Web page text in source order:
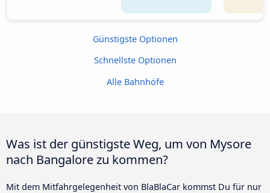
Günstigste Optionen
Schnellste Optionen
Alle Bahnhöfe
Was ist der günstigste Weg, um von Mysore
nach Bangalore zu kommen?
Mit dem Mitfahrgelegenheit von BlaBlaCar kommst Du für nur